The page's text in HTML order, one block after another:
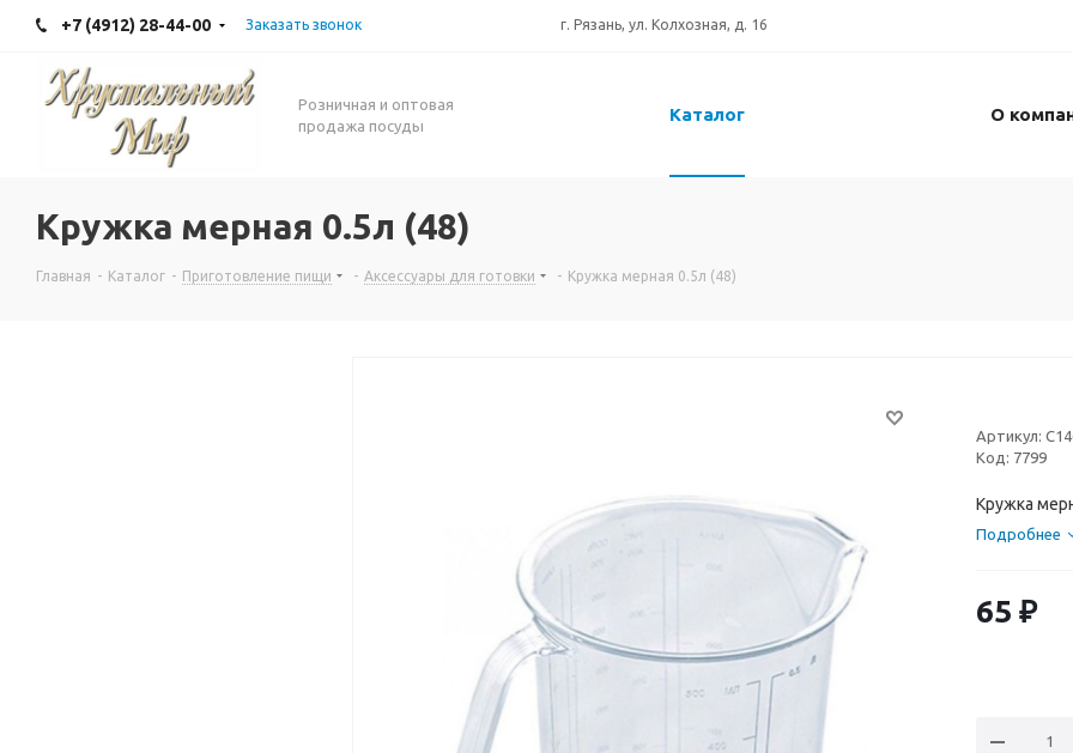
+7 (4912) 28-44-00 Заказать звонок г. Рязань, ул. Колхозная, д. 16
Розничная и оптовая
продажа посуды
Каталог О
Кружка мерная 0.5л (48)
Главная - Каталог - Приготовление пищи - Аксессуары для готовки - Кружка мерная 0.5л (48)
Артикул:
Код: 7799
Кружка
Подробнее
65 ₽